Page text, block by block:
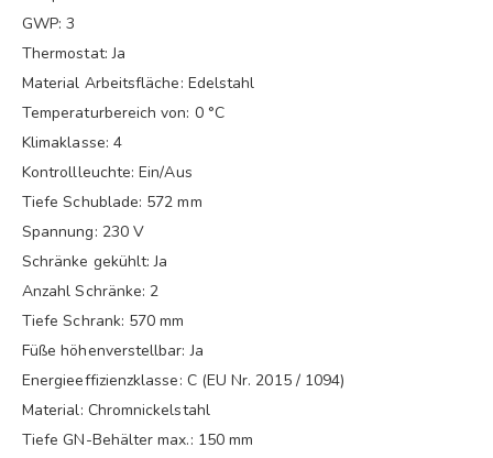
GWP: 3
Thermostat: Ja
Material Arbeitsfläche: Edelstahl
Temperaturbereich von: 0 °C
Klimaklasse: 4
Kontrollleuchte: Ein/Aus
Tiefe Schublade: 572 mm
Spannung: 230 V
Schränke gekühlt: Ja
Anzahl Schränke: 2
Tiefe Schrank: 570 mm
Füße höhenverstellbar: Ja
Energieeffizienzklasse: C (EU Nr. 2015 / 1094)
Material: Chromnickelstahl
Tiefe GN-Behälter max.: 150 mm